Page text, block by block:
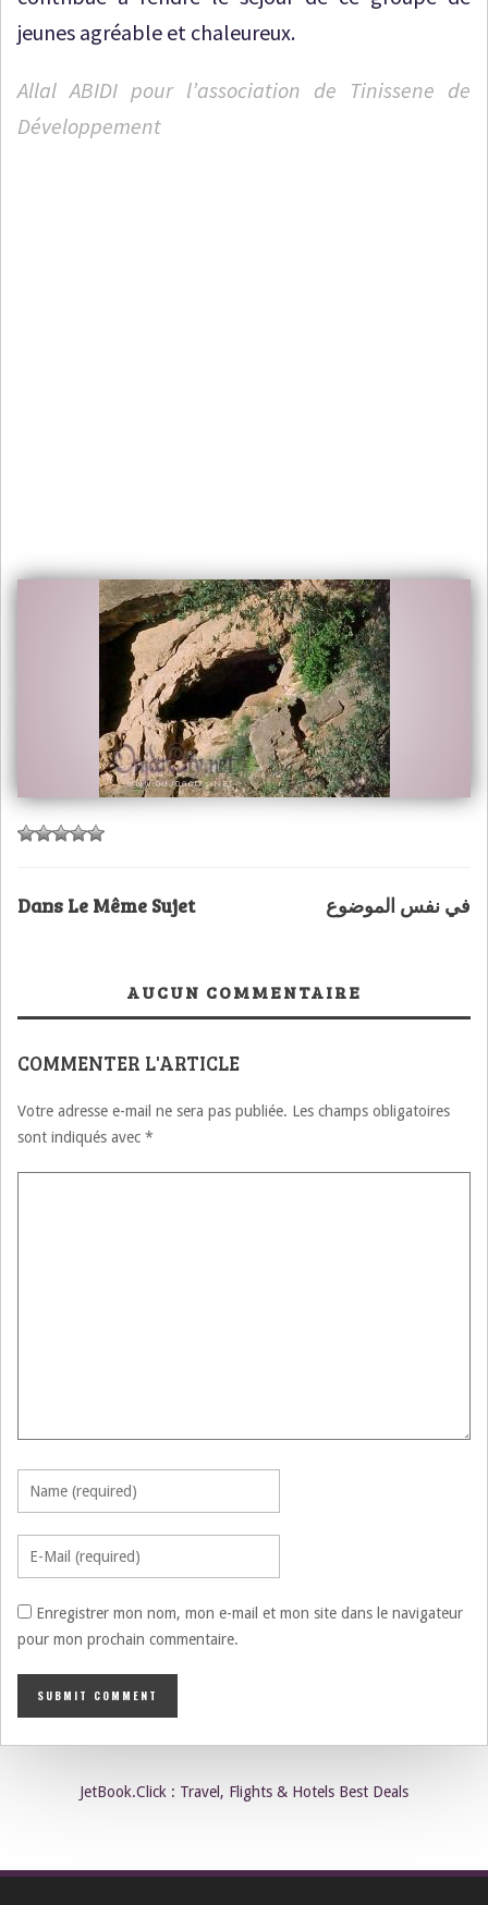
jeunes agréable et chaleureux.
Allal ABIDI pour l’association de Tinissene de
Développement
Dans Le Même Sujet في نفس الموضوع
AUCUN COMMENTAIRE
COMMENTER L'ARTICLE
Votre adresse e-mail ne sera pas publiée. Les champs obligatoires
sont indiqués avec *
Enregistrer mon nom, mon e-mail et mon site dans le navigateur
pour mon prochain commentaire.
JetBook.Click : Travel, Flights & Hotels Best Deals